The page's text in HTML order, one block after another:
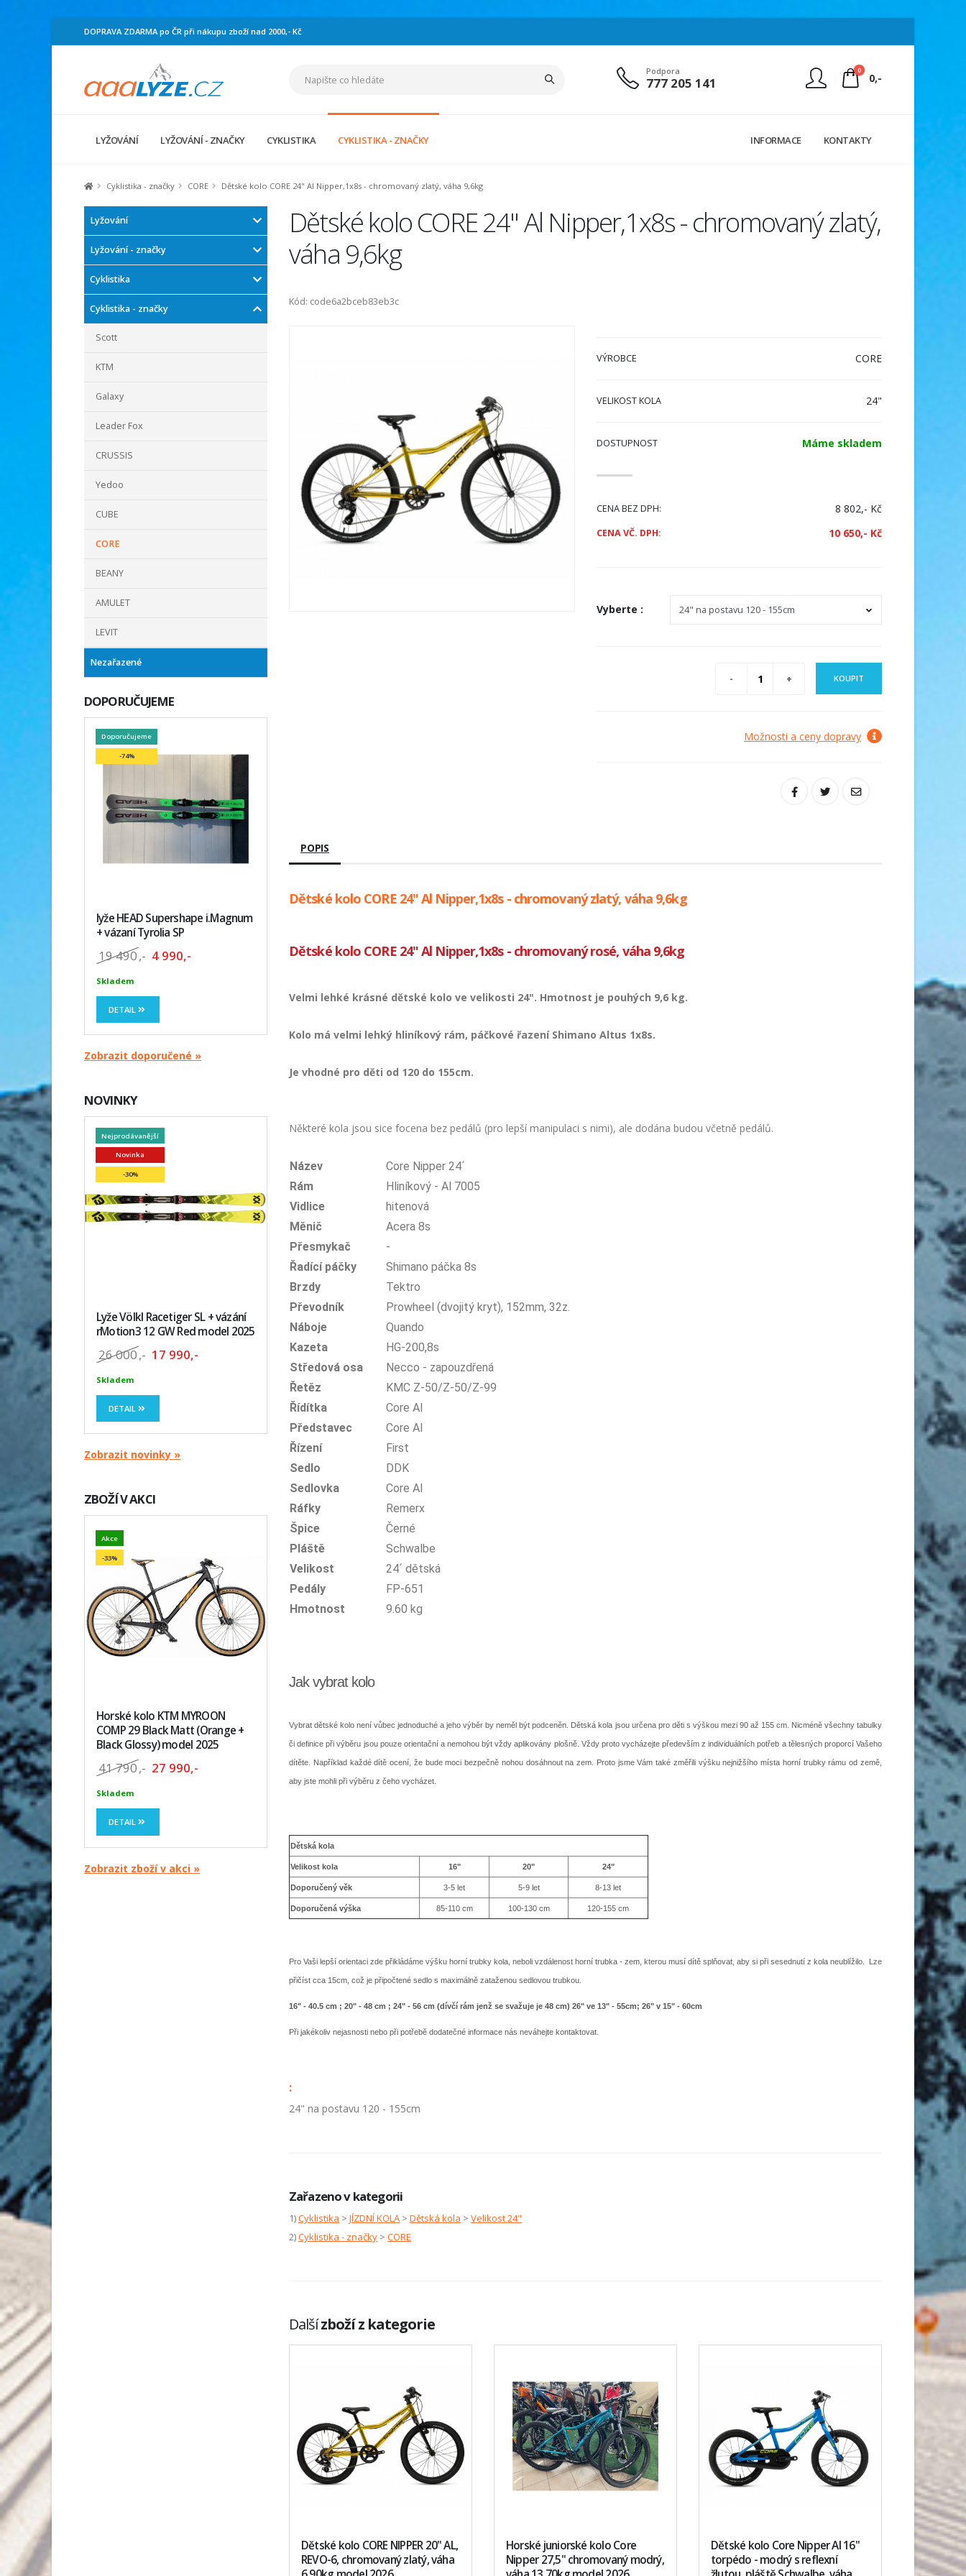
DOPRAVA ZDARMA po ČR při nákupu zboží nad 2000,- Kč
Podpora
777 205 141
0
0,-
LYŽOVÁNÍ LYŽOVÁNÍ - ZNAČKY CYKLISTIKA CYKLISTIKA - ZNAČKY INFORMACE KONTAKTY
Cyklistika - značky CORE Dětské kolo CORE 24" Al Nipper,1x8s - chromovaný zlatý, váha 9,6kg
Lyžování
Lyžování - značky
Cyklistika
Cyklistika - značky
Scott
KTM
Galaxy
Leader Fox
CRUSSIS
Yedoo
CUBE
CORE
BEANY
AMULET
LEVIT
Nezařazené
DOPORUČUJEME
Doporučujeme
-74%
lyže HEAD Supershape i.Magnum
+ vázaní Tyrolia SP
19 490,- 4 990,-
Skladem
DETAIL
Zobrazit doporučené »
NOVINKY
Nejprodávanější
Novinka
-30%
Lyže Völkl Racetiger SL + vázání
rMotion3 12 GW Red model 2025
26 000,- 17 990,-
Skladem
DETAIL
Zobrazit novinky »
ZBOŽÍ V AKCI
Akce
-33%
Horské kolo KTM MYROON
COMP 29 Black Matt (Orange +
Black Glossy) model 2025
41 790,- 27 990,-
Skladem
DETAIL
Zobrazit zboží v akci »
Dětské kolo CORE 24" Al Nipper,1x8s - chromovaný zlatý,
váha 9,6kg
Kód: code6a2bceb83eb3c
VÝROBCE CORE
VELIKOST KOLA 24"
DOSTUPNOST Máme skladem
CENA BEZ DPH: 8 802,- Kč
CENA VČ. DPH: 10 650,- Kč
Vyberte :
KOUPIT
Možnosti a ceny dopravy
POPIS
Dětské kolo CORE 24" Al Nipper,1x8s - chromovaný zlatý, váha 9,6kg
Dětské kolo CORE 24" Al Nipper,1x8s - chromovaný rosé, váha 9,6kg
Velmi lehké krásné dětské kolo ve velikosti 24". Hmotnost je pouhých 9,6 kg.
Kolo má velmi lehký hliníkový rám, páčkové řazení Shimano Altus 1x8s.
Je vhodné pro děti od 120 do 155cm.
Některé kola jsou sice focena bez pedálů (pro lepší manipulaci s nimi), ale dodána budou včetně pedálů.
Název
Core Nipper 24´
Rám
Hliníkový - Al 7005
Vidlice
hitenová
Měnič
Acera 8s
Přesmykač
-
Řadící páčky
Shimano páčka 8s
Brzdy
Tektro
Převodník
Prowheel (dvojitý kryt), 152mm, 32z.
Náboje
Quando
Kazeta
HG-200,8s
Středová osa
Necco - zapouzdřená
Řetěz
KMC Z-50/Z-50/Z-99
Řídítka
Core Al
Představec
Core Al
Řízení
First
Sedlo
DDK
Sedlovka
Core Al
Ráfky
Remerx
Špice
Černé
Pláště
Schwalbe
Velikost
24´ dětská
Pedály
FP-651
Hmotnost
9.60 kg
Jak vybrat kolo
Vybrat dětské kolo není vůbec jednoduché a jeho výběr by neměl být podceněn. Dětská kola jsou určena pro děti s výškou mezi 90 až 155 cm. Nicméně všechny tabulky
či definice při výběru jsou pouze orientační a nemohou být vždy aplikovány plošně. Vždy proto vycházejte především z individuálních potřeb a tělesných proporcí Vašeho
dítěte. Například každé dítě ocení, že bude moci bezpečně nohou dosáhnout na zem. Proto jsme Vám také změřili výšku nejnižšího místa horní trubky rámu od země,
aby jste mohli při výběru z čeho vycházet.
Dětská kola
Velikost kola 16" 20" 24"
Doporučený věk 3-5 let 5-9 let 8-13 let
Doporučená výška 85-110 cm 100-130 cm 120-155 cm
Pro Vaši lepší orientaci zde přikládáme výšku horní trubky kola, neboli vzdálenost horní trubka - zem, kterou musí dítě splňovat, aby si při sesednutí z kola neublížilo. Lze
přičíst cca 15cm, což je připočtené sedlo s maximálně zataženou sedlovou trubkou.
16" - 40.5 cm ; 20" - 48 cm ; 24" - 56 cm (dívčí rám jenž se svažuje je 48 cm) 26" ve 13" - 55cm; 26" v 15" - 60cm
Při jakékoliv nejasnosti nebo při potřebě dodatečné informace nás neváhejte kontaktovat.
:
24" na postavu 120 - 155cm
Zařazeno v kategorii
1)Cyklistika > JÍZDNÍ KOLA > Dětská kola > Velikost 24"
2)Cyklistika - značky > CORE
Dalšízboží z kategorie
Dětské kolo CORE NIPPER 20" AL,
REVO-6, chromovaný zlatý, váha
Horské juniorské kolo Core
Nipper 27,5" chromovaný modrý,
Dětské kolo Core Nipper Al 16"
torpédo - modrý s reflexní